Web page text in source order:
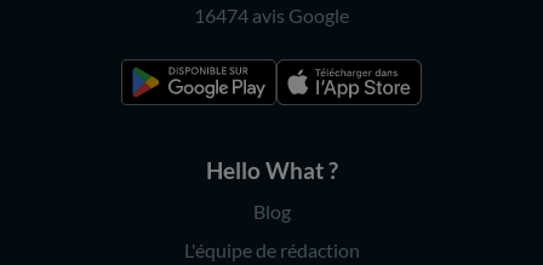
16474 avis Google
Hello What ?
Blog
L'équipe de rédaction